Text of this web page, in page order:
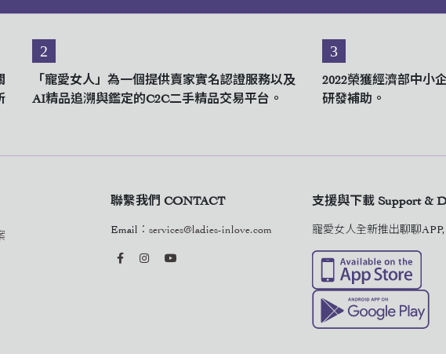
2
「寵愛女人」為一個提供賣家實名認證服務以及
AI精品追溯與鑑定的C2C二手精品交易平台。
3
2022榮獲經濟部中小
研發補助。
聯繫我們 CONTACT
Email： services@ladies-inlove.com
支援與下載 Support &
寵愛女人全新推出聊聊